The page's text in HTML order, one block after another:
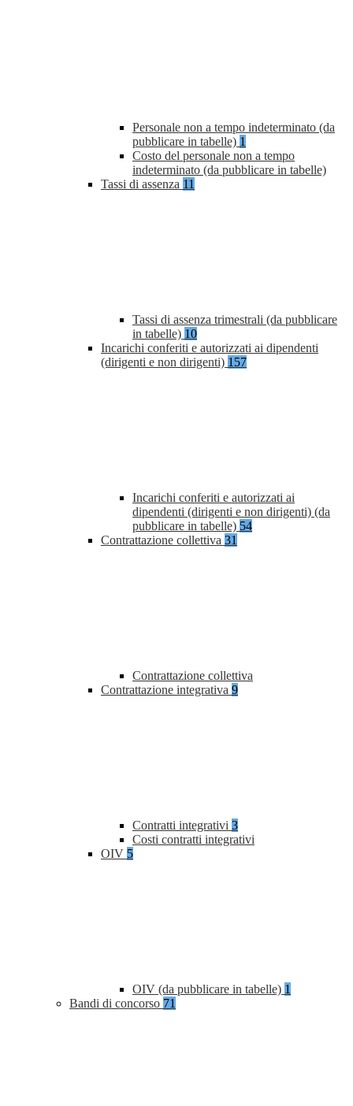
Personale non a tempo indeterminato (da
pubblicare in tabelle) 1
Costo del personale non a tempo
indeterminato (da pubblicare in tabelle)
Tassi di assenza 11
Tassi di assenza trimestrali (da pubblicare
in tabelle) 10
Incarichi conferiti e autorizzati ai dipendenti
(dirigenti e non dirigenti) 157
Incarichi conferiti e autorizzati ai
dipendenti (dirigenti e non dirigenti) (da
pubblicare in tabelle) 54
Contrattazione collettiva 31
Contrattazione collettiva
Contrattazione integrativa 9
Contratti integrativi 3
Costi contratti integrativi
OIV 5
OIV (da pubblicare in tabelle) 1
Bandi di concorso 71